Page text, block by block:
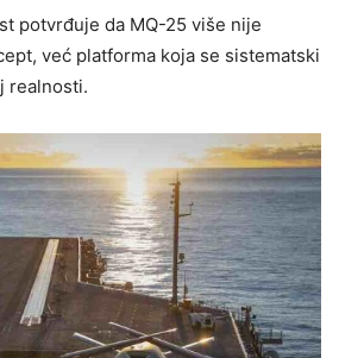
potvrđuje da MQ-25 više nije
već platforma koja se sistematski
realnosti.